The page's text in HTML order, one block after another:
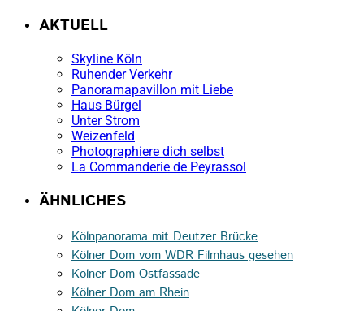
AKTUELL
Skyline Köln
Ruhender Verkehr
Panoramapavillon mit Liebe
Haus Bürgel
Unter Strom
Weizenfeld
Photographiere dich selbst
La Commanderie de Peyrassol
ÄHNLICHES
Kölnpanorama mit Deutzer Brücke
Kölner Dom vom WDR Filmhaus gesehen
Kölner Dom Ostfassade
Kölner Dom am Rhein